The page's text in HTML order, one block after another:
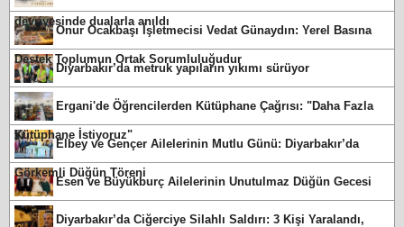
devriyesinde dualarla anıldı
Onur Ocakbaşı İşletmecisi Vedat Günaydın: Yerel Basına
Destek Toplumun Ortak Sorumluluğudur
Diyarbakır’da metruk yapıların yıkımı sürüyor
Ergani'de Öğrencilerden Kütüphane Çağrısı: "Daha Fazla
Kütüphane İstiyoruz"
Elbey ve Gençer Ailelerinin Mutlu Günü: Diyarbakır’da
Görkemli Düğün Töreni
Esen ve Büyükburç Ailelerinin Unutulmaz Düğün Gecesi
Diyarbakır’da Ciğerciye Silahlı Saldırı: 3 Kişi Yaralandı,